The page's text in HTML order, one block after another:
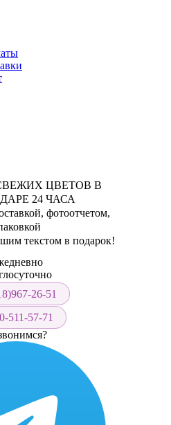
ЦВЕТОВ В
24 ЧАСА
фотоотчетом,
текстом в подарок!
26-51
511-57-71